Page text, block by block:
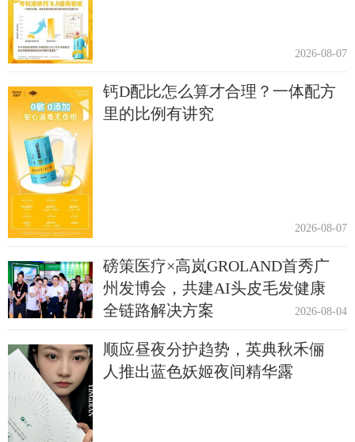
2026-08-07
钙D配比怎么算才合理？一体配方
里的比例有讲究
2026-08-07
磅策医疗×高岚GROLAND首秀广
州发博会，共建AI头皮毛发健康
全链路解决方案
2026-08-04
顺应昼夜分护趋势，英典秋禾俪
人推出蓝色妖姬夜间精华露